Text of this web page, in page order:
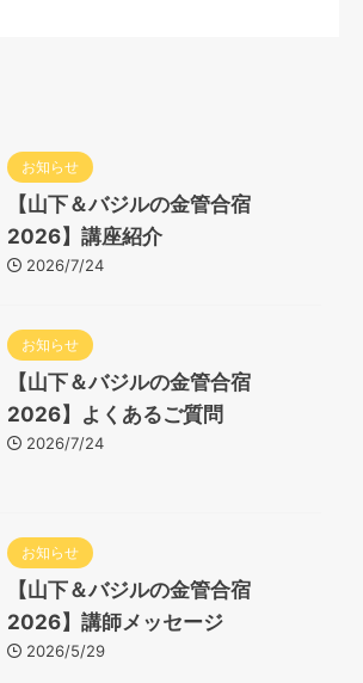
お知らせ
【山下＆バジルの金管合宿
2026】講座紹介
2026/7/24
お知らせ
【山下＆バジルの金管合宿
2026】よくあるご質問
2026/7/24
お知らせ
【山下＆バジルの金管合宿
2026】講師メッセージ
2026/5/29